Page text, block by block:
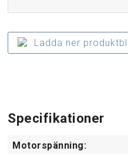
Ladda ner
Specifikationer
Motorspänning: